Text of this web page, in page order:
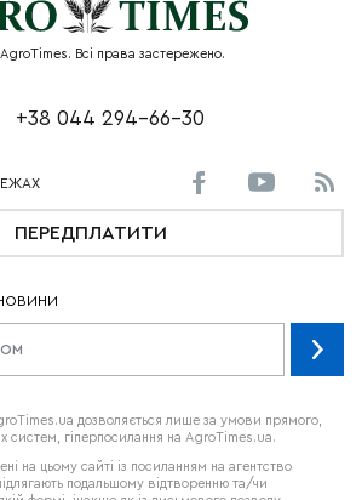
Всі права застережено.
+38 044 294-66-30
ПЕРЕДПЛАТИТИ
дозволяється лише за умови прямого,
систем, гіперпосилання на AgroTimes.ua.
на цьому сайті із посиланням на агентство
подальшому відтворенню та/чи